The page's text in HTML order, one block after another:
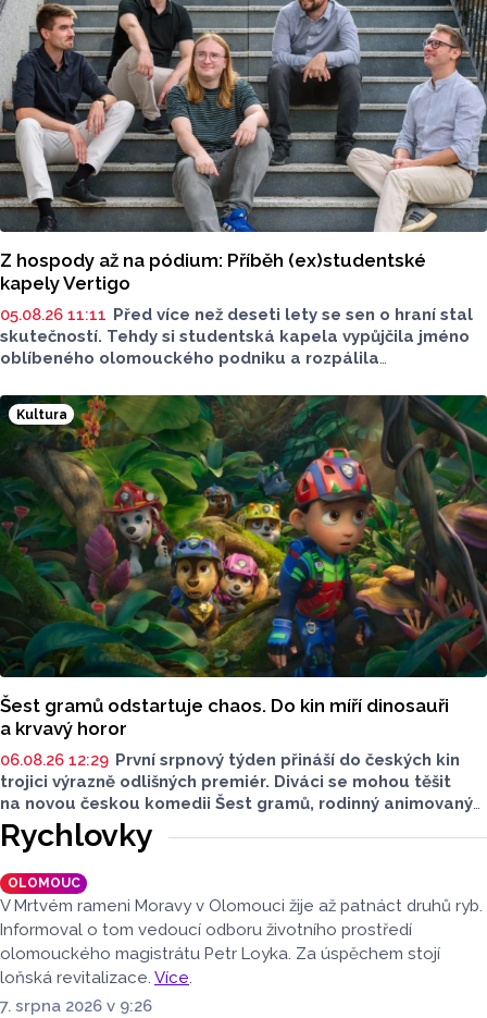
Z hospody až na pódium: Příběh (ex)studentské
kapely Vertigo
05.08.26 11:11 Před více než deseti lety se sen o hraní stal
skutečností. Tehdy si studentská kapela vypůjčila jméno
oblíbeného olomouckého podniku a rozpálila
dobu rozešly. Minulý rok ale britpopová kapela Vertigo
nabrala druhý dech. Tentokrát už v pozměněné sestavě.
Kultura
Šest gramů odstartuje chaos. Do kin míří dinosauři
a krvavý horor
06.08.26 12:29 První srpnový týden přináší do českých kin
trojici výrazně odlišných premiér. Diváci se mohou těšit
na novou českou komedii Šest gramů, rodinný animovaný
film Tlapková patrola: Dinosauří film i horor Zmrzlinář,
který je určen pouze dospělým divákům. Filmové novinky
představil Radek Kreuziger v rozhovoru Lukáše Kobzy pro
Radio Haná.
Rychlovky
OLOMOUC
V Mrtvém rameni Moravy v Olomouci žije až patnáct druhů ryb.
Informoval o tom vedoucí odboru životního prostředí
olomouckého magistrátu Petr Loyka. Za úspěchem stojí
loňská revitalizace. Více.
7. srpna 2026 v 9:26